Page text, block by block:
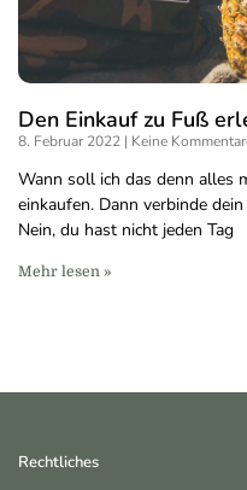
Den Einkauf zu Fuß
8. Februar 2022 Keine
Wann soll ich das denn alles
einkaufen. Dann verbinde
Nein, du hast nicht jeden Tag
Mehr lesen »
Rechtliches